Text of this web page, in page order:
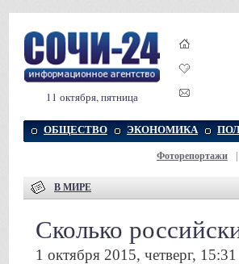
11 октября, пятница
ОБЩЕСТВО ЭКОНОМИКА
Фоторепортажи
В МИРЕ
Сколько
1 октября 2015, четверг,